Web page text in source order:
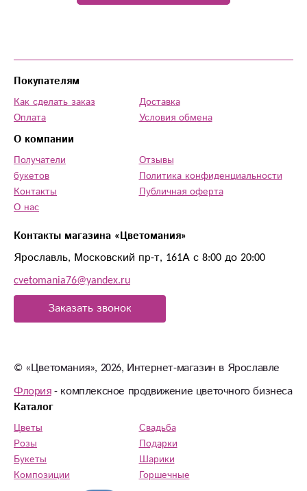
Контакты магазина «Цветомания»
Ярославль, Московский пр-т, 161А с 8:00 до 20:00
cvetomania76@yandex.ru
Заказать звонок
Покупателям
Как сделать заказ
Оплата
Доставка
Условия обмена
О компании
Получатели
букетов
Контакты
О нас
Отзывы
Политика конфиденциальности
Публичная оферта
© «Цветомания», 2026, Интернет-магазин в Ярославле
Флория- комплексное продвижение цветочного бизнеса
Каталог
Цветы
Розы
Букеты
Композиции
Свадьба
Подарки
Шарики
Горшечные